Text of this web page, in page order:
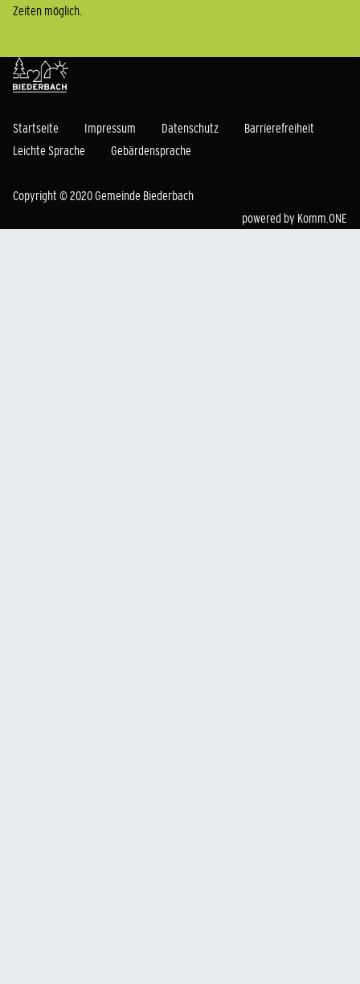
Zeiten möglich.
Startseite Impressum Datenschutz
Barrierefreiheit
Leichte Sprache
Gebärdensprache
Copyright © 2020 Gemeinde Biederbach
powered by Komm.ONE